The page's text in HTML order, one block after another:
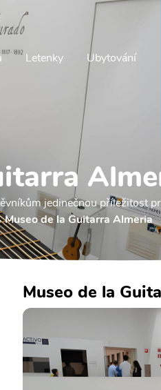
Letenky Ubytování
jedinečnou příležitost
Museo de la Guitarra Almeria
Museo de la